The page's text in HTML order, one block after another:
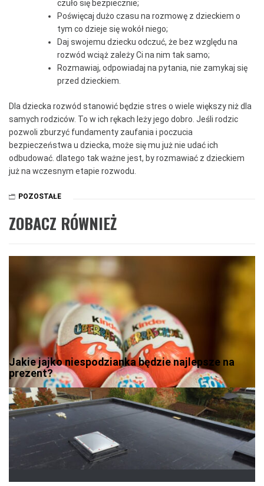
czuło się bezpiecznie;
Poświęcaj dużo czasu na rozmowę z dzieckiem o
tym co dzieje się wokół niego;
Daj swojemu dziecku odczuć, że bez względu na
rozwód wciąż zależy Ci na nim tak samo;
Rozmawiaj, odpowiadaj na pytania, nie zamykaj się
przed dzieckiem.
Dla dziecka rozwód stanowić będzie stres o wiele większy niż dla
samych rodziców. To w ich rękach leży jego dobro. Jeśli rodzic
pozwoli zburzyć fundamenty zaufania i poczucia
bezpieczeństwa u dziecka, może się mu już nie udać ich
odbudować. dlatego tak ważne jest, by rozmawiać z dzieckiem
już na wczesnym etapie rozwodu.
POZOSTAŁE
ZOBACZ RÓWNIEŻ
Jakie jajko niespodzianka będzie najlepsze na
prezent?